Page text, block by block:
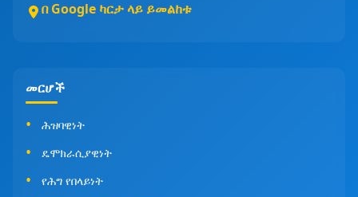
በ Google ካርታ ላይ ይመልከቱ
መርሆች
ሕዝባዊነት
ዴሞክራሲያዊነት
የሕግ የበላይነት